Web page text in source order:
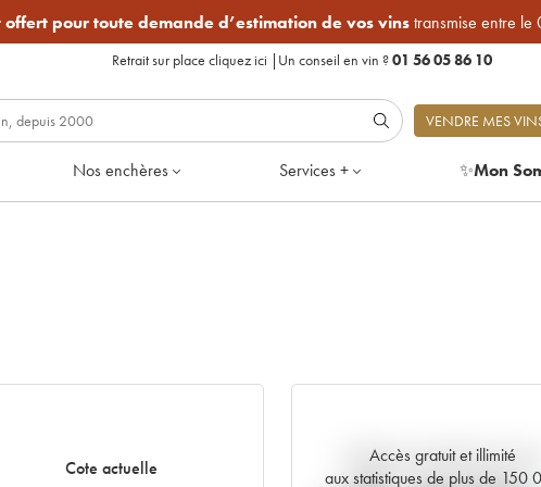
pour toute demande d’estimation de vos vinstransmise entre
Retrait sur place cliquez ici | Un conseil en vin ?01 56 05 86 10
VENDRE MES
Nos enchères Services + ✨Mon
Cote actuelle
Accès gratuit et illimité
aux statistiques de plus de 150
Tendance actuelle de la cote